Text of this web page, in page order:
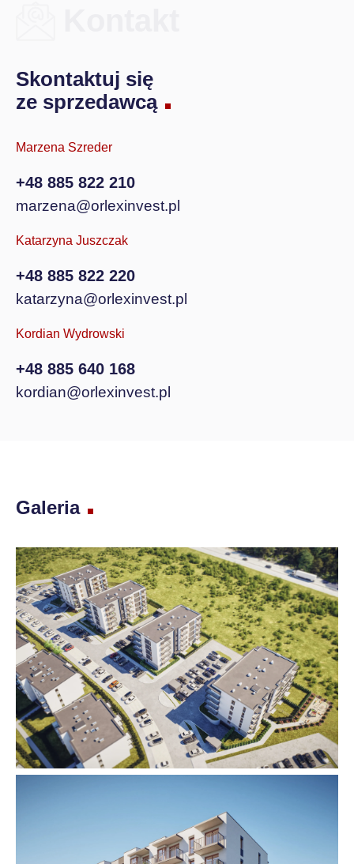
Skontaktuj się
ze sprzedawcą
Marzena Szreder
+48 885 822 210
marzena@orlexinvest.pl
Katarzyna Juszczak
+48 885 822 220
katarzyna@orlexinvest.pl
Kordian Wydrowski
+48 885 640 168
kordian@orlexinvest.pl
Galeria